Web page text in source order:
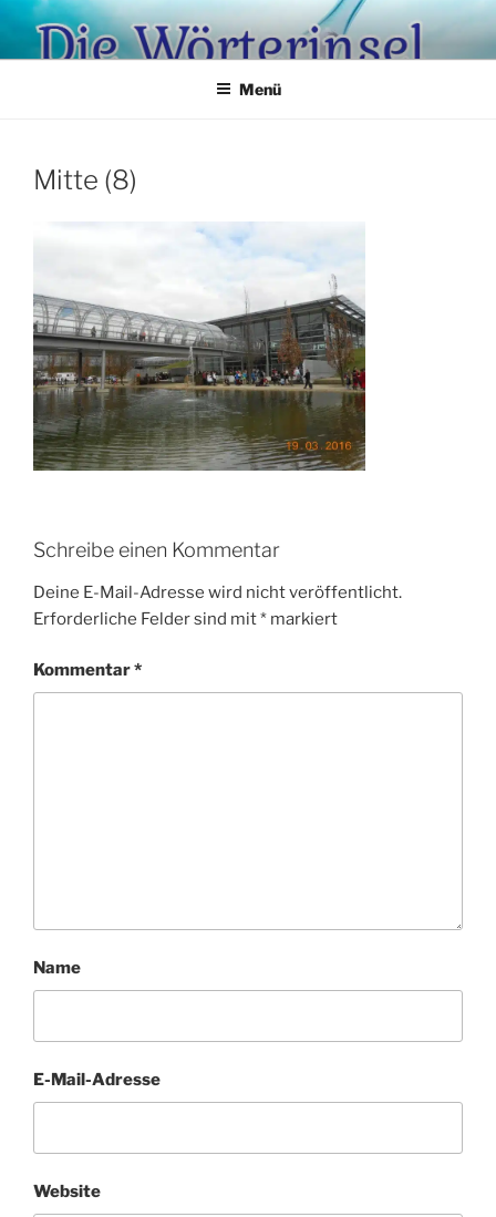
Zum
Inhalt
springen
Menü
Mitte (8)
Schreibe einen Kommentar
Deine E-Mail-Adresse wird nicht veröffentlicht.
Erforderliche Felder sind mit* markiert
Kommentar*
Name
E-Mail-Adresse
Website